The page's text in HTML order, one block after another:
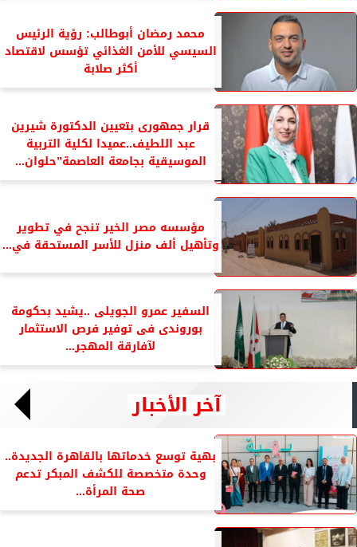
محمد رمضان أبوطالب: رؤية الرئيس
السيسي للأمن الغذائي تؤسس لاقتصاد
أكثر صلابة
قرار جمهورى بتعيين الدكتورة شيرين
عبد اللطيف..عميدا لكلية التربية
الموسيقية بجامعة العاصمة”حلوان...
مؤسسه مصر الخير تنجح في تطوير
وتأهيل ألف منزل للأسر المستحقة في...
السفير عمرو الجويلى ..يشيد بحكومة
بوروندى فى توفير فرص الاستثمار
لآفارقة المهجر...
آخر الأخبار
بهية توسع خدماتها بالقاهرة الجديدة..
وحدة متخصصة للكشف المبكر تدعم
صحة المرأة...